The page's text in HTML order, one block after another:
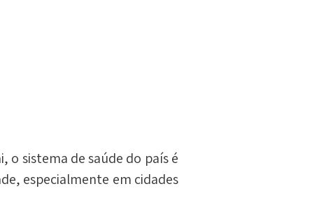
o sistema de saúde do país é
especialmente em cidades